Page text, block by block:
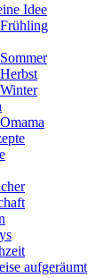
Idee
aufgeräumt